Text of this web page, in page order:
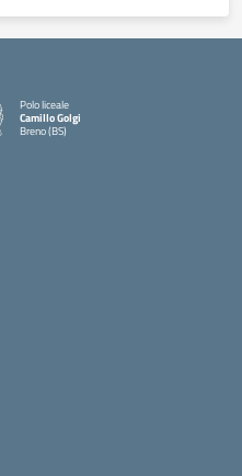
Polo liceale
Camillo Golgi
Breno (BS)